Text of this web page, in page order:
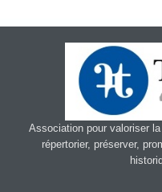
Association pour valoriser
répertorier, préserver,